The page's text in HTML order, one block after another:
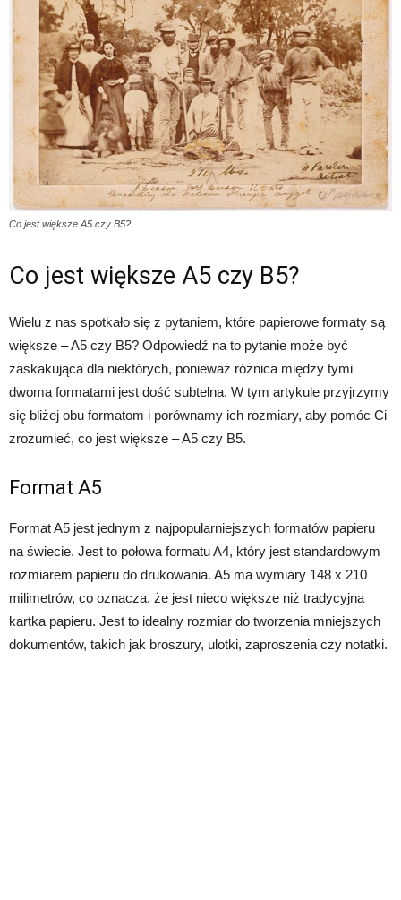
Co jest większe A5 czy B5?
Co jest większe A5 czy B5?
Wielu z nas spotkało się z pytaniem, które papierowe formaty są
większe – A5 czy B5? Odpowiedź na to pytanie może być
zaskakująca dla niektórych, ponieważ różnica między tymi
dwoma formatami jest dość subtelna. W tym artykule przyjrzymy
się bliżej obu formatom i porównamy ich rozmiary, aby pomóc Ci
zrozumieć, co jest większe – A5 czy B5.
Format A5
Format A5 jest jednym z najpopularniejszych formatów papieru
na świecie. Jest to połowa formatu A4, który jest standardowym
rozmiarem papieru do drukowania. A5 ma wymiary 148 x 210
milimetrów, co oznacza, że jest nieco większe niż tradycyjna
kartka papieru. Jest to idealny rozmiar do tworzenia mniejszych
dokumentów, takich jak broszury, ulotki, zaproszenia czy notatki.